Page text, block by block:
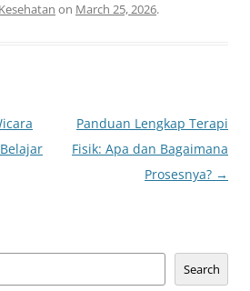
Kesehatan on March 25, 2026.
Panduan Lengkap Terapi
Fisik: Apa dan Bagaimana
Prosesnya? →
Search